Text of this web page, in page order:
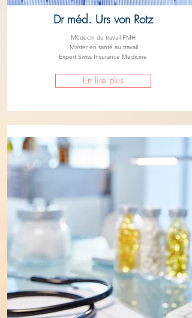
Dr méd. Urs von Rotz
Médecin du travail FMH
Master en santé au travail
Expert Swiss Insurance Medicine
En lire plus